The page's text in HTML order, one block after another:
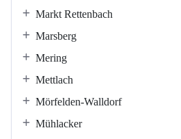
Markt Rettenbach
Marsberg
Mering
Mettlach
Mörfelden-Walldorf
Mühlacker